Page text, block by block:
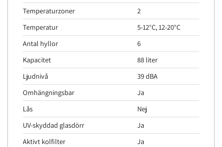
Temperaturzoner
2
Temperatur
5-12°C, 12-20°C
Antal hyllor
6
Kapacitet
88 liter
Ljudnivå
39 dBA
Omhängningsbar
Ja
Lås
Nej
UV-skyddad glasdörr
Ja
Aktivt kolfilter
Ja